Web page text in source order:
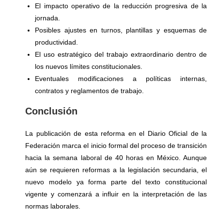
El impacto operativo de la reducción progresiva de la
jornada.
Posibles ajustes en turnos, plantillas y esquemas de
productividad.
El uso estratégico del trabajo extraordinario dentro de
los nuevos límites constitucionales.
Eventuales modificaciones a políticas internas,
contratos y reglamentos de trabajo.
Conclusión
La publicación de esta reforma en el Diario Oficial de la
Federación marca el inicio formal del proceso de transición
hacia la semana laboral de 40 horas en México. Aunque
aún se requieren reformas a la legislación secundaria, el
nuevo modelo ya forma parte del texto constitucional
vigente y comenzará a influir en la interpretación de las
normas laborales.